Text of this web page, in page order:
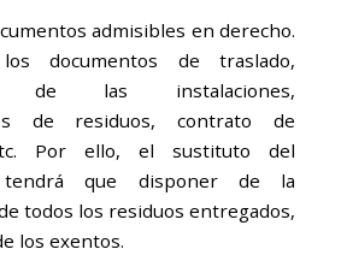
admisibles en derecho.
documentos de traslado,
de las instalaciones,
de residuos, contrato de
Por ello, el sustituto del
tendrá que disponer de la
todos los residuos entregados,
los exentos.